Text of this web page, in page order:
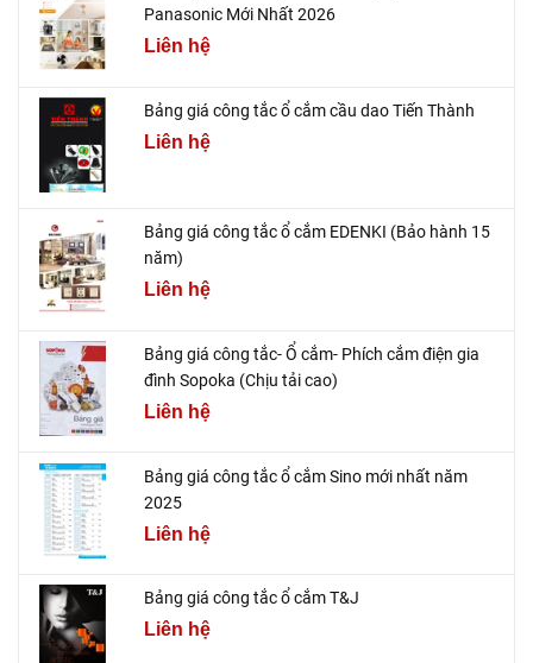
Panasonic Mới Nhất 2026
Liên hệ
Bảng giá công tắc ổ cắm cầu dao Tiến Thành
Liên hệ
Bảng giá công tắc ổ cắm EDENKI (Bảo hành 15
năm)
Liên hệ
Bảng giá công tắc- Ổ cắm- Phích cắm điện gia
đình Sopoka (Chịu tải cao)
Liên hệ
Bảng giá công tắc ổ cắm Sino mới nhất năm
2025
Liên hệ
Bảng giá công tắc ổ cắm T&J
Liên hệ